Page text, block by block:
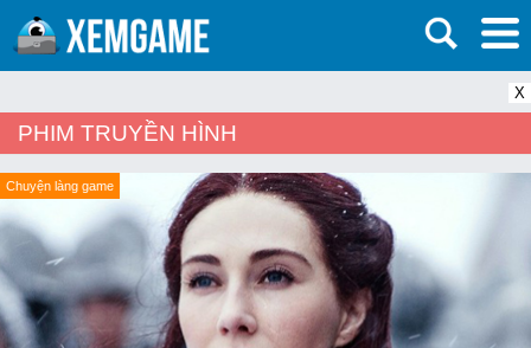
X
PHIM TRUYỀN HÌNH
Chuyện làng game